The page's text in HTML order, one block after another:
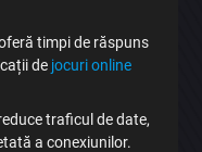
timpi de răspuns
de jocuri online
traficul de date,
a conexiunilor.